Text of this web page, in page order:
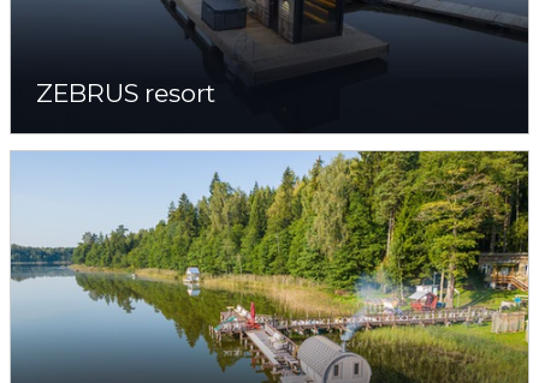
ZEBRUS resort